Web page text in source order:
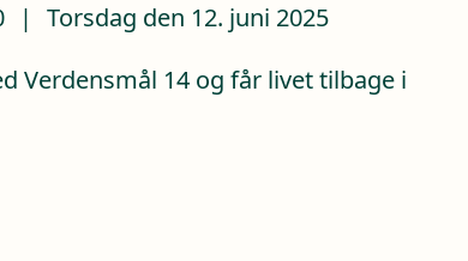
| Torsdag den 12. juni 2025
Verdensmål 14 og får livet tilbage i